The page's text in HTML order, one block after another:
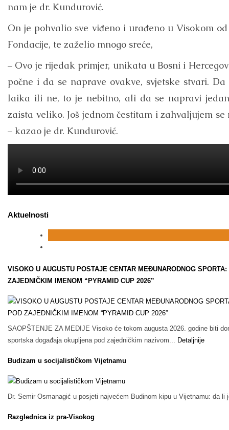
nam je dr. Kundurović.
On je pohvalio sve viđeno i urađeno u Visokom
Fondacije, te zaželio mnogo sreće,
– Ovo je rijedak primjer, unikata u Bosni i
počne i da se naprave ovakve, svjetske stvari.
laika ili ne, to je nebitno, ali da se napravi
zaista veliko. Još jednom čestitam i zahvaljujem
– kazao je dr. Kundurović.
Aktuelnosti
VISOKO U AUGUSTU POSTAJE CENTAR MEĐUNARODNOG
ZAJEDNIČKIM IMENOM “PYRAMID CUP 2026”
SAOPŠTENJE ZA MEDIJE Visoko će tokom augusta 2026. godine biti
sportska događaja okupljena pod zajedničkim nazivom... Detaljnije
Budizam u socijalističkom Vijetnamu
Dr. Semir Osmanagić u posjeti najvećem Budinom kipu u Vijetnamu: da
Razglednica iz pra-Visokog